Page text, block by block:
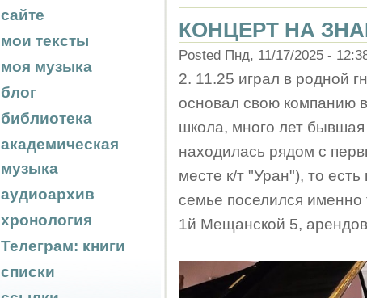
сайте
мои тексты
моя музыка
блог
библиотека
академическая
музыка
аудиоархив
хронология
Телеграм: книги
списки
КОНЦЕРТ НА
Posted Пнд, 11/17/2025 -
2. 11.25 играл в родной
основал свою компанию
школа, много лет
находилась рядом с
месте к/т "Уран"), то
семье поселился именно
1й Мещанской 5,